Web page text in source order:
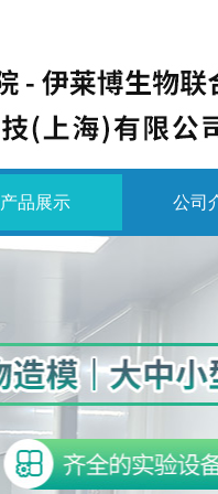
产品展示 公司